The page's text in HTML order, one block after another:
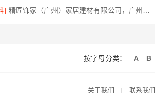
]
按字母分类： A B
关于我们 联系我们